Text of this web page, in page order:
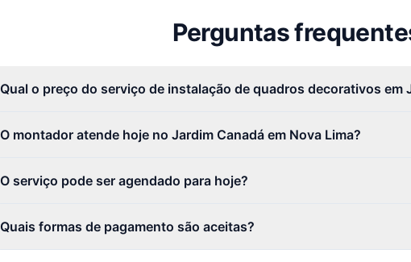
Perguntas
Qual o preço do serviço de instalação de quadros decorativos em
O montador atende hoje no Jardim Canadá em Nova Lima?
O serviço pode ser agendado para hoje?
Quais formas de pagamento são aceitas?